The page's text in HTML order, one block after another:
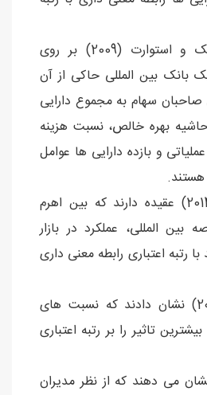
نتایج مطالعه ماتوسک و استوارت (2009) بر روی
بین المللی حاکی از آن
سهام به مجموع دارایی
حاشیه بهره خالص، نسبت هزینه
و بازده دارایی ها عوامل
هستند.
مارسیا و همکاران (2014) عقیده دارند که بین اهرم
بین المللی، عملکرد در بازار
رتبه اعتباری رابطه معنی داری
گِرِی و همکاران (2006) نشان دادند که نسبت های
تاثیر را بر رتبه اعتباری
و راوو (2013) نشان می دهند که از نظر مدیران